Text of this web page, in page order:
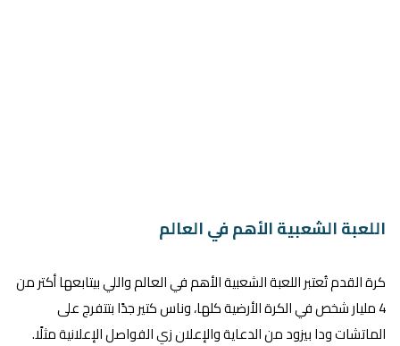
اللعبة الشعبية الأهم في العالم
كرة القدم تُعتبر اللعبة الشعبية الأهم في العالم واللي بيتابعها أكتر من
4 مليار شخص في الكرة الأرضية كلها، وناس كتير جدًا بتتفرج على
الماتشات ودا بيزود من الدعاية والإعلان زي الفواصل الإعلانية مثلًا.